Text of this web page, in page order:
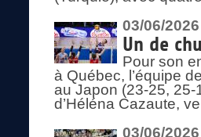
03/06/2026
Un de
Pour son
à Québec, l’équipe
au Japon (23-25,
d’Héléna Cazaute,
03/06/2026